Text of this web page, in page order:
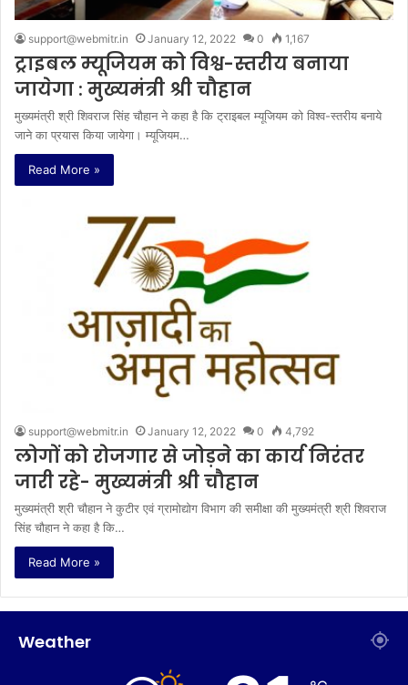
support@webmitr.in January 12, 2022 0 1,167
ट्राइबल म्यूजियम को विश्व-स्तरीय बनाया
जायेगा : मुख्यमंत्री श्री चौहान
मुख्यमंत्री श्री शिवराज सिंह चौहान ने कहा है कि ट्राइबल म्यूजियम को विश्व-स्तरीय बनाये
जाने का प्रयास किया जायेगा। म्यूजियम…
Read More »
support@webmitr.in January 12, 2022 0 4,792
लोगों को रोजगार से जोड़ने का कार्य निरंतर
जारी रहे- मुख्यमंत्री श्री चौहान
मुख्यमंत्री श्री चौहान ने कुटीर एवं ग्रामोद्योग विभाग की समीक्षा की मुख्यमंत्री श्री शिवराज
सिंह चौहान ने कहा है कि…
Read More »
Weather